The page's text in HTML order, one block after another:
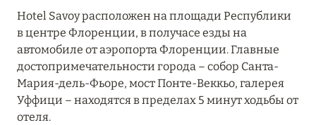
Grotta Giusti Thermal Spa Resort
Hermitage Hotel & Resort
Hotel Byron Forte dei Marmi
Hotel Il Negresco
Hotel Savoy расположен на площади Республики
в центре Флоренции, в получасе езды на
автомобиле от аэропорта Флоренции. Главные
достопримечательности города – собор Санта-
Мария-дель-Фьоре, мост Понте-Веккьо, галерея
Уффици – находятся в пределах 5 минут ходьбы от
отеля.